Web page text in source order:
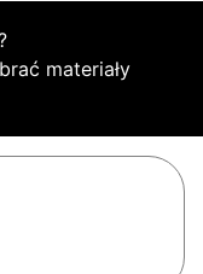
materiały